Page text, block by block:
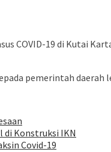
COVID-19 di Kutai
pemerintah
di Konstruksi IKN
Covid-19